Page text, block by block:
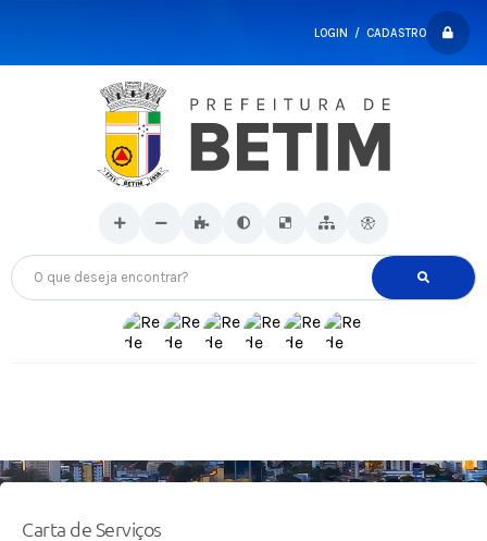
LOGIN / CADASTRO
O que deseja encontrar?
Carta de Serviços